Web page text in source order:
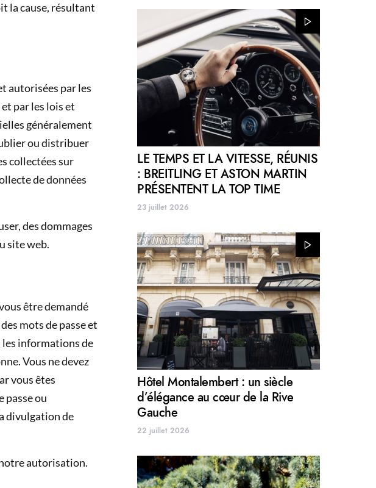
la cause, résultant
autorisées par les
par les lois et
généralement
ou distribuer
collectées sur
de données
des dommages
site web.
être demandé
mots de passe et
les informations de
Vous ne devez
vous êtes
passe ou
divulgation de
autorisation.
LE TEMPS ET LA VITESSE, RÉUNIS
: BREITLING ET ASTON MARTIN
PRÉSENTENT LA TOP TIME
23 juillet 2026
Hôtel Montalembert : un siècle
d’élégance au cœur de la Rive
Gauche
22 juillet 2026